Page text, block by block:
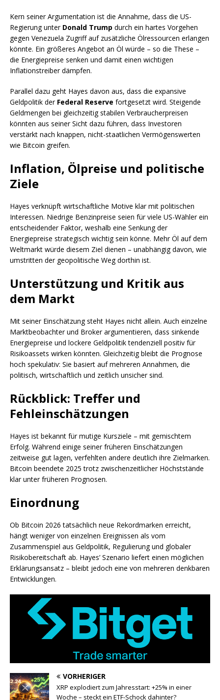
Kern seiner Argumentation ist die Annahme, dass die US-
Regierung unter Donald Trump durch ein hartes Vorgehen
gegen Venezuela Zugriff auf zusätzliche Ölressourcen erlangen
könnte. Ein größeres Angebot an Öl würde – so die These –
die Energiepreise senken und damit einen wichtigen
Inflationstreiber dämpfen.
Parallel dazu geht Hayes davon aus, dass die expansive
Geldpolitik der Federal Reserve fortgesetzt wird. Steigende
Geldmengen bei gleichzeitig stabilen Verbraucherpreisen
könnten aus seiner Sicht dazu führen, dass Investoren
verstärkt nach knappen, nicht-staatlichen Vermögenswerten
wie Bitcoin greifen.
Inflation, Ölpreise und politische
Ziele
Hayes verknüpft wirtschaftliche Motive klar mit politischen
Interessen. Niedrige Benzinpreise seien für viele US-Wähler ein
entscheidender Faktor, weshalb eine Senkung der
Energiepreise strategisch wichtig sein könne. Mehr Öl auf dem
Weltmarkt würde diesem Ziel dienen – unabhängig davon, wie
umstritten der geopolitische Weg dorthin ist.
Unterstützung und Kritik aus
dem Markt
Mit seiner Einschätzung steht Hayes nicht allein. Auch einzelne
Marktbeobachter und Broker argumentieren, dass sinkende
Energiepreise und lockere Geldpolitik tendenziell positiv für
Risikoassets wirken könnten. Gleichzeitig bleibt die Prognose
hoch spekulativ: Sie basiert auf mehreren Annahmen, die
politisch, wirtschaftlich und zeitlich unsicher sind.
Rückblick: Treffer und
Fehleinschätzungen
Hayes ist bekannt für mutige Kursziele – mit gemischtem
Erfolg. Während einige seiner früheren Einschätzungen
zeitweise gut lagen, verfehlten andere deutlich ihre Zielmarken.
Bitcoin beendete 2025 trotz zwischenzeitlicher Höchststände
klar unter früheren Prognosen.
Einordnung
Ob Bitcoin 2026 tatsächlich neue Rekordmarken erreicht,
hängt weniger von einzelnen Ereignissen als vom
Zusammenspiel aus Geldpolitik, Regulierung und globaler
Risikobereitschaft ab. Hayes’ Szenario liefert einen möglichen
Erklärungsansatz – bleibt jedoch eine von mehreren denkbaren
Entwicklungen.
VORHERIGER
XRP explodiert zum Jahresstart: +25% in einer
Woche – steckt ein ETF-Schock dahinter?